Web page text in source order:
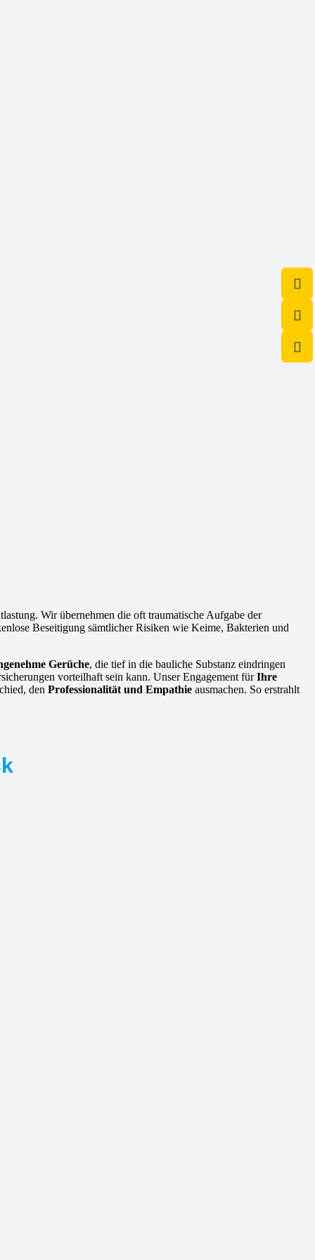
Wir übernehmen die oft traumatische Aufgabe der
Beseitigung sämtlicher Risiken wie Keime, Bakterien und
Gerüche, die tief in die bauliche Substanz eindringen
vorteilhaft sein kann. Unser Engagement fürIhre
den Professionalität und Empathie ausmachen. So erstrahlt